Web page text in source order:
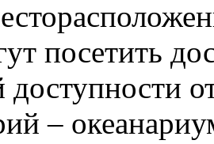
посетить
–